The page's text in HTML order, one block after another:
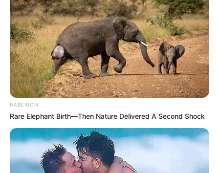
HABERION
Rare Elephant Birth—Then Nature Delivered A Second Shock